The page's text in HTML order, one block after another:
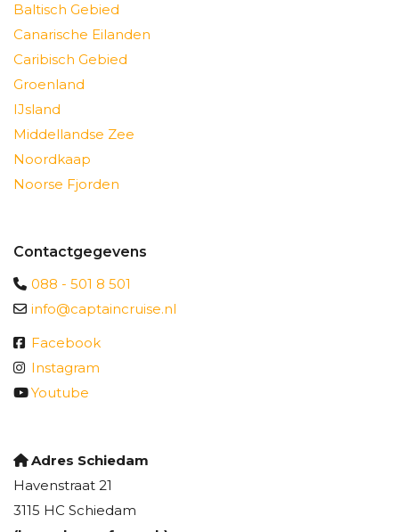
Baltisch Gebied
Canarische Eilanden
Caribisch Gebied
Groenland
IJsland
Middellandse Zee
Noordkaap
Noorse Fjorden
Contactgegevens
088 - 501 8 501
info@captaincruise.nl
Facebook
Instagram
Youtube
Adres Schiedam
Havenstraat 21
3115 HC Schiedam